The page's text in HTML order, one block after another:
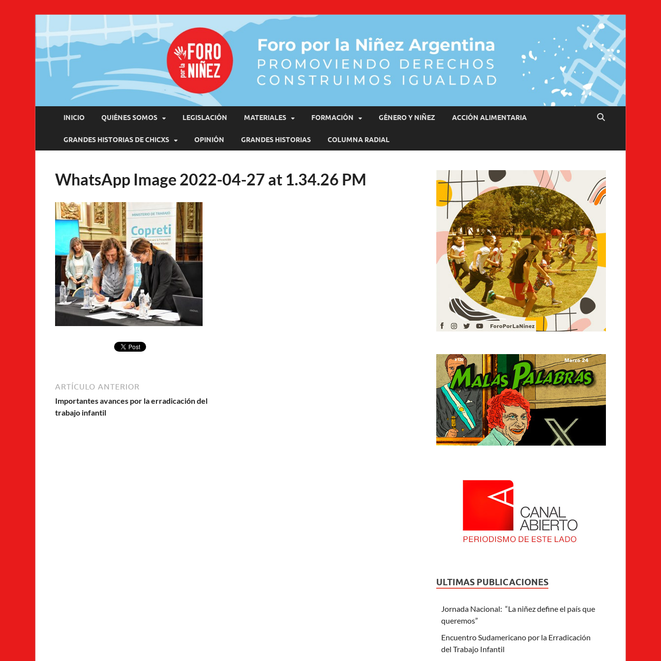
Promoviendo Derechos, Construimos Igualdad
INICIO QUIÉNES SOMOS LEGISLACIÓN MATERIALES FORMACIÓN GÉNERO Y NIÑEZ ACCIÓN ALIMENTARIA
GRANDES HISTORIAS DE CHICXS OPINIÓN GRANDES HISTORIAS COLUMNA RADIAL
WhatsApp Image 2022-04-27 at 1.34.26 PM
ARTÍCULO ANTERIOR
Importantes avances por la erradicación del
trabajo infantil
ULTIMAS PUBLICACIONES
Jornada Nacional: “La niñez define el país que
queremos”
Encuentro Sudamericano por la Erradicación
del Trabajo Infantil